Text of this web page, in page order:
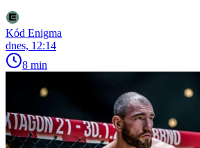
Kód Enigma
dnes, 12:14
8 min